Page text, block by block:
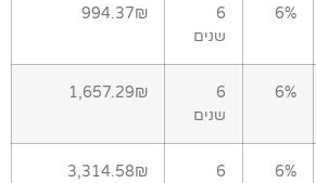
6%
6
שנים
994.37₪
6%
6
שנים
1,657.29₪
6%
6
3,314.58₪